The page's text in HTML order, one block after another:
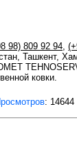
98) 809 92 94,
Ташкент,
ковки.
: 14644